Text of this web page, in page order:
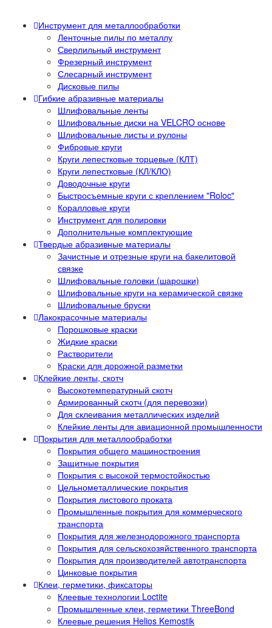
Инструмент для металлообработки
Ленточные пилы по металлу
Сверлильный инструмент
Фрезерный инструмент
Слесарный инструмент
Дисковые пилы
Гибкие абразивные материалы
Шлифовальные ленты
Шлифовальные диски на VELCRO основе
Шлифовальные листы и рулоны
Фибровые круги
Круги лепестковые торцевые (КЛТ)
Круги лепестковые (КЛ/КЛО)
Доводочные круги
Быстросъемные круги с креплением "Roloc"
Коралловые круги
Инструмент для полировки
Дополнительные комплектующие
Твердые абразивные материалы
Зачистные и отрезные круги на бакелитовой
связке
Шлифовальные головки (шарошки)
Шлифовальные круги на керамической связке
Шлифовальные бруски
Лакокрасочные материалы
Порошковые краски
Жидкие краски
Растворители
Краски для дорожной разметки
Клейкие ленты, скотч
Высокотемпературный скотч
Армированный скотч (для перевозки)
Для склеивания металлических изделий
Клейкие ленты для авиационной промышленности
Покрытия для металлообработки
Покрытия общего машиностроения
Защитные покрытия
Покрытия с высокой термостойкостью
Цельнометаллические покрытия
Покрытия листового проката
Промышленные покрытия для коммерческого
транспорта
Покрытия для железнодорожного транспорта
Покрытия для сельскохозяйственного транспорта
Покрытия для производителей автотранспорта
Цинковые покрытия
Клеи, герметики, фиксаторы
Клеевые технологии Loctite
Промышленные клеи, герметики ThreeBond
Клеевые решения Helios Kemostik